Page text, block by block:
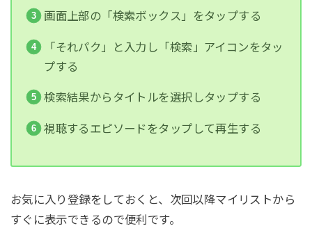
画面上部の「検索ボックス」をタップする
「それパク」と入力し「検索」アイコンをタッ
プする
検索結果からタイトルを選択しタップする
視聴するエピソードをタップして再生する
お気に入り登録をしておくと、次回以降マイリストから
すぐに表示できるので便利です。